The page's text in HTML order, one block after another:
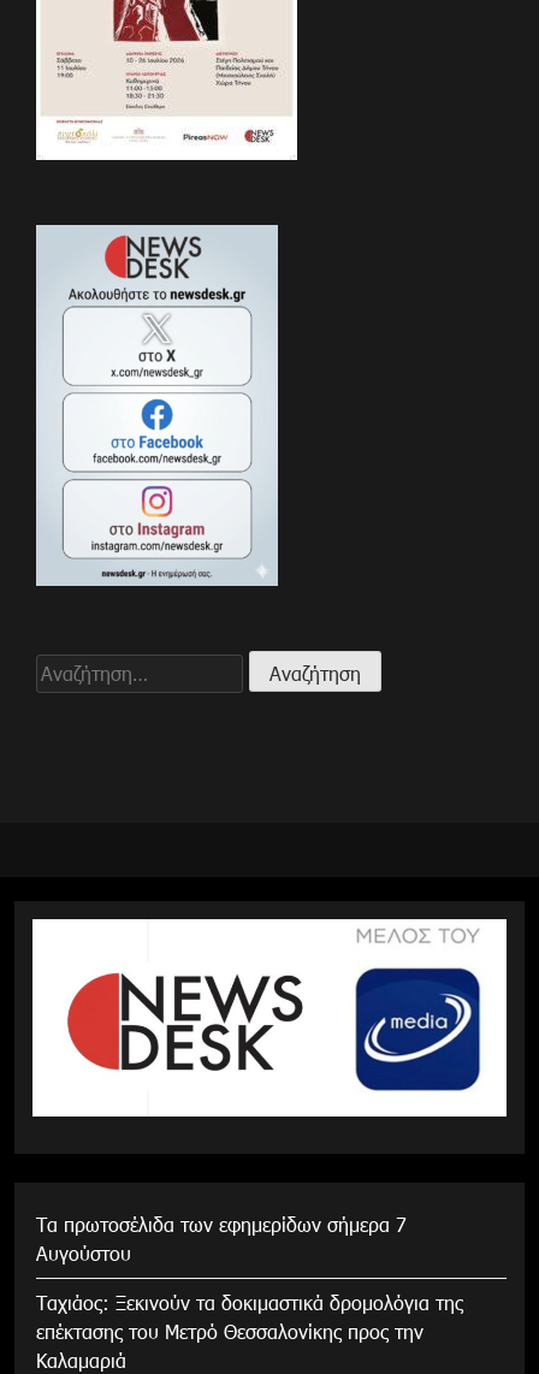
Αναζήτηση
για:
Τα πρωτοσέλιδα των εφημερίδων σήμερα 7
Αυγούστου
Tαχιάος: Ξεκινούν τα δοκιμαστικά δρομολόγια της
επέκτασης του Μετρό Θεσσαλονίκης προς την
Καλαμαριά